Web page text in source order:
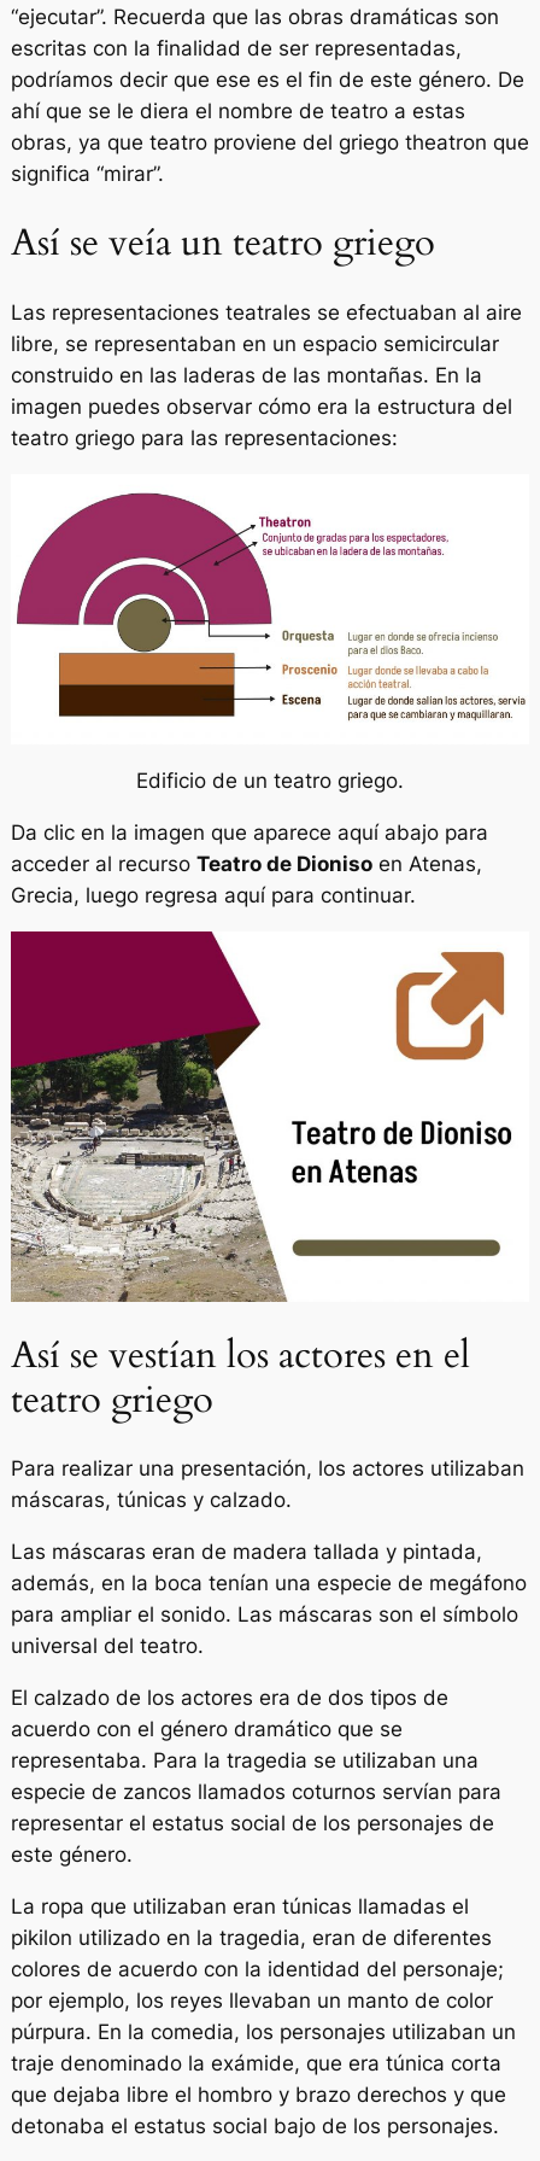
“ejecutar”. Recuerda que las obras dramáticas son
escritas con la finalidad de ser representadas,
podríamos decir que ese es el fin de este género. De
ahí que se le diera el nombre de teatro a estas
obras, ya que teatro proviene del griego theatron que
significa “mirar”.
Así se veía un teatro griego
Las representaciones teatrales se efectuaban al aire
libre, se representaban en un espacio semicircular
construido en las laderas de las montañas. En la
imagen puedes observar cómo era la estructura del
teatro griego para las representaciones:
Edificio de un teatro griego.
Da clic en la imagen que aparece aquí abajo para
acceder al recurso Teatro de Dionisoen Atenas,
Grecia, luego regresa aquí para continuar.
Así se vestían los actores en el
teatro griego
Para realizar una presentación, los actores utilizaban
máscaras, túnicas y calzado.
Las máscaras eran de madera tallada y pintada,
además, en la boca tenían una especie de megáfono
para ampliar el sonido. Las máscaras son el símbolo
universal del teatro.
El calzado de los actores era de dos tipos de
acuerdo con el género dramático que se
representaba. Para la tragedia se utilizaban una
especie de zancos llamados coturnos servían para
representar el estatus social de los personajes de
este género.
La ropa que utilizaban eran túnicas llamadas el
pikilon utilizado en la tragedia, eran de diferentes
colores de acuerdo con la identidad del personaje;
por ejemplo, los reyes llevaban un manto de color
púrpura. En la comedia, los personajes utilizaban un
traje denominado la exámide, que era túnica corta
que dejaba libre el hombro y brazo derechos y que
detonaba el estatus social bajo de los personajes.